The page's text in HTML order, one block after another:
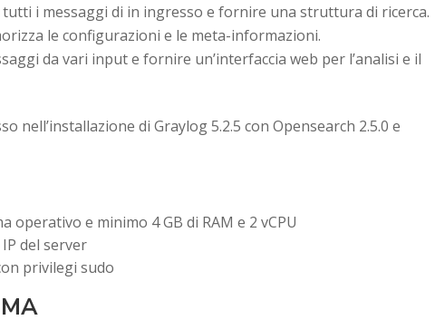
tutti i messaggi di in ingresso e fornire una struttura di ricerca.
le configurazioni e le meta-informazioni.
da vari input e fornire un’interfaccia web per l’analisi e il
nell’installazione di Graylog 5.2.5 con Opensearch 2.5.0 e
operativo e minimo 4 GB di RAM e 2 vCPU
del server
privilegi sudo